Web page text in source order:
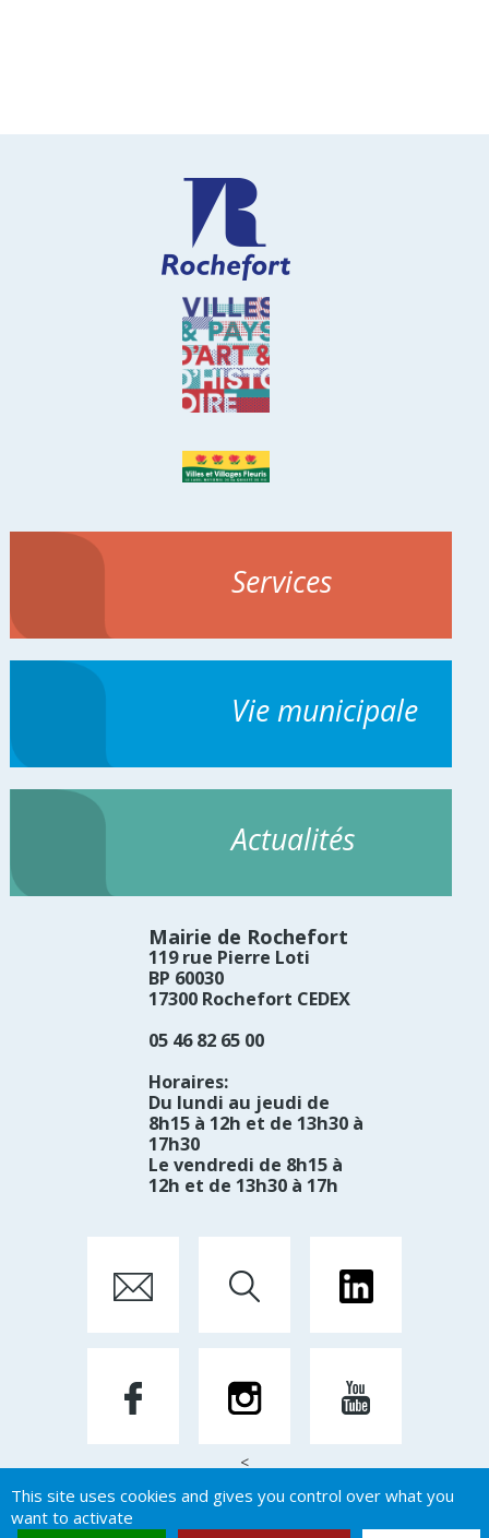
Services
Vie municipale
Actualités
Mairie de Rochefort
119 rue Pierre Loti
BP 60030
17300 Rochefort CEDEX
05 46 82 65 00
Horaires:
Du lundi au jeudi de
8h15 à 12h et de 13h30 à
17h30
Le vendredi de 8h15 à
12h et de 13h30 à 17h
<
Mentions Légales
This site uses cookies and gives you control over what you
want to activate